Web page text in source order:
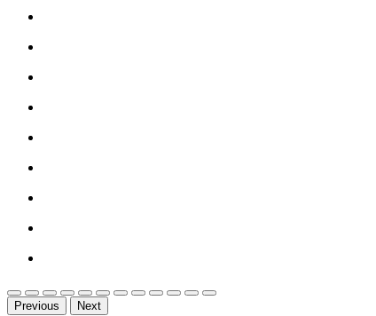
Previous Next